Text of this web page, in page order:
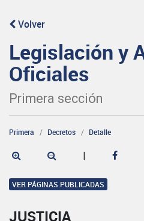
Volver
Legislación y
Oficiales
Primera sección
Primera Decretos Detalle
|
VER PÁGINAS PUBLICADAS
JUSTICIA